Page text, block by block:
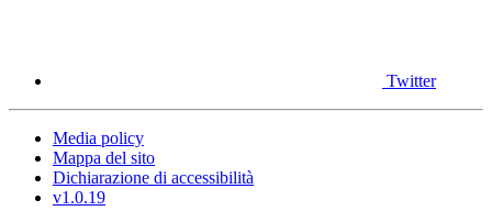
Twitter
Media policy
Mappa del sito
Dichiarazione di accessibilità
v1.0.19